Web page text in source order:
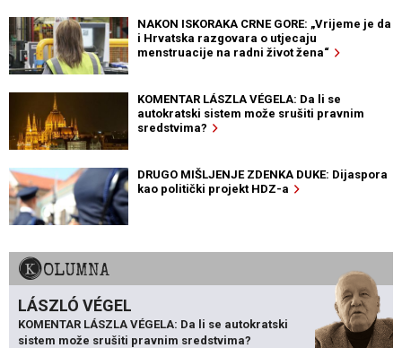
NAKON ISKORAKA CRNE GORE: „Vrijeme je da
i Hrvatska razgovara o utjecaju
menstruacije na radni život žena“
KOMENTAR LÁSZLA VÉGELA: Da li se
autokratski sistem može srušiti pravnim
sredstvima?
DRUGO MIŠLJENJE ZDENKA DUKE: Dijaspora
kao politički projekt HDZ-a
KOLUMNA
LÁSZLÓ VÉGEL
KOMENTAR LÁSZLA VÉGELA: Da li se autokratski
sistem može srušiti pravnim sredstvima?